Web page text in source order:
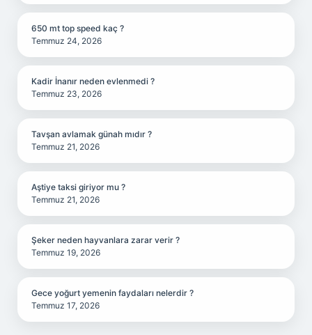
650 mt top speed kaç ?
Temmuz 24, 2026
Kadir İnanır neden evlenmedi ?
Temmuz 23, 2026
Tavşan avlamak günah mıdır ?
Temmuz 21, 2026
Aştiye taksi giriyor mu ?
Temmuz 21, 2026
Şeker neden hayvanlara zarar verir ?
Temmuz 19, 2026
Gece yoğurt yemenin faydaları nelerdir ?
Temmuz 17, 2026